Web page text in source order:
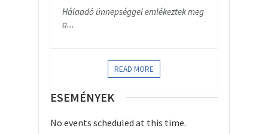
Hálaadó ünnepséggel emlékeztek meg
a...
READ MORE
ESEMÉNYEK
No events scheduled at this time.